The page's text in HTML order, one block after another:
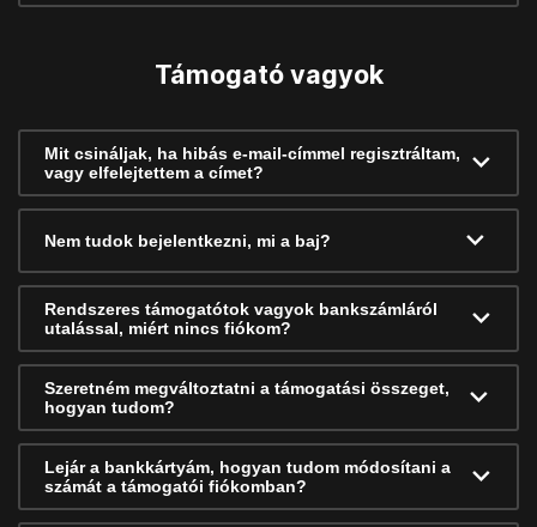
Támogató vagyok
Mit csináljak, ha hibás e-mail-címmel regisztráltam,
vagy elfelejtettem a címet?
Nem tudok bejelentkezni, mi a baj?
Rendszeres támogatótok vagyok bankszámláról
utalással, miért nincs fiókom?
Szeretném megváltoztatni a támogatási összeget,
hogyan tudom?
Lejár a bankkártyám, hogyan tudom módosítani a
számát a támogatói fiókomban?